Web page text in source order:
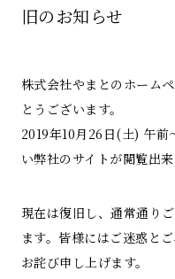
旧のお知らせ
株式会社やまとのホーム
とうございます。
2019年10月26日(土) 午前
い弊社のサイトが閲覧出
現在は復旧し、通常通り
ます。皆様にはご迷惑と
お詫び申し上げます。